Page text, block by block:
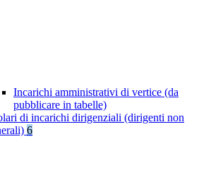
Incarichi amministrativi di vertice (da
pubblicare in tabelle)
di incarichi dirigenziali (dirigenti non
6